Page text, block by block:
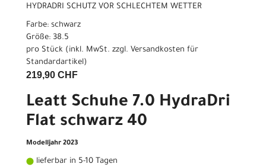
HYDRADRI SCHUTZ VOR SCHLECHTEM WETTER
Farbe: schwarz
Größe: 38.5
pro Stück (inkl. MwSt. zzgl. Versandkosten für
Standardartikel)
219,90 CHF
Leatt Schuhe 7.0 HydraDri
Flat schwarz 40
Modelljahr 2023
lieferbar in 5-10 Tagen